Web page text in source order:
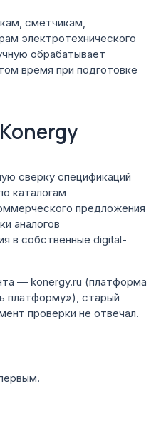
сметчикам,
электротехнического
обрабатывает
время при подготовке
сверку спецификаций
каталогам
предложения
аналогов
в собственные digital-
— konergy.ru (платформа
платформу»), старый
проверки не отвечал.